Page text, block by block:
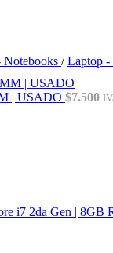
Notebooks / Laptop -
| USADO $7.500